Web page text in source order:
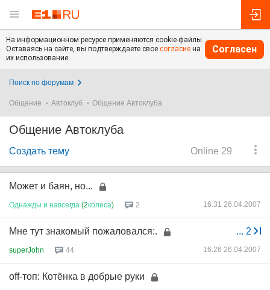
На информационном ресурсе применяются cookie-файлы.
Оставаясь на сайте, вы подтверждаете свое согласие на
их использование.
Согласен
Поиск по форумам
Общение Автоклуб Общение Автоклуба
Общение Автоклуба
Online 29
Создать тему
Может и баян, но...
Однажды и навсегда (2колеса) 2 16:31 26.04.2007
... 2
Мне тут знакомый пожаловался:.
superJohn 44 16:26 26.04.2007
off-топ: Котёнка в добрые руки